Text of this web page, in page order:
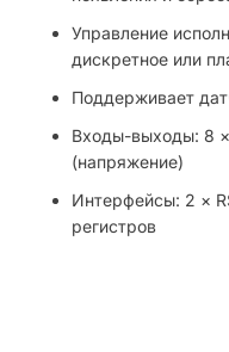
Управление
дискретное или
Поддерживает
Входы-выходы: 8
(напряжение)
Интерфейсы: 2 ×
регистров